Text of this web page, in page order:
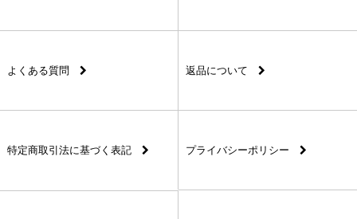
よくある質問 返品について
特定商取引法に基づく表記 プライバシーポリシー